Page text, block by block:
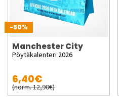
-50%
Manchester City
Pöytäkalenteri 2026
6,40€
(norm. 12,90€)